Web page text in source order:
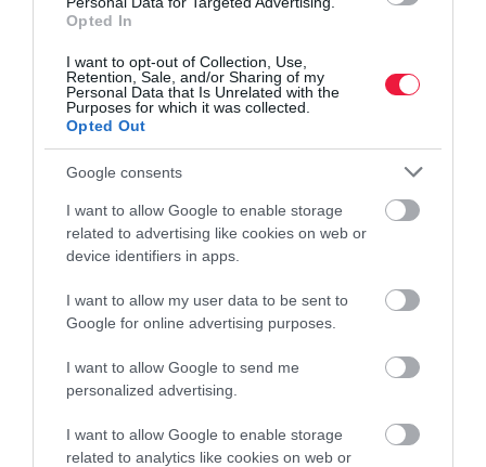
Opted In
I want to opt-out of Collection, Use,
Retention, Sale, and/or Sharing of my
Personal Data that Is Unrelated with the
Purposes for which it was collected.
Opted Out
Google consents
I want to allow Google to enable storage
related to advertising like cookies on web or
device identifiers in apps.
I want to allow my user data to be sent to
Google for online advertising purposes.
I want to allow Google to send me
personalized advertising.
I want to allow Google to enable storage
related to analytics like cookies on web or
Ez sokszor többet ér, mint egy technikailag tökéletes, de lélektelen
konferenciaterem.
A jó döntésekhez idő kell. Figyelem kell. És néha egy olyan hely,
ahol a megszokott működésből ki lehet lépni. A Villa Chez les
Amis***** ezt kínálja: privát, felnőttbarát balatoni villát vezetői
elvonulásokhoz és kis létszámú üzleti eseményekhez.
Villa Chez les Amis – vezetői elvonulások és privát céges
események Balatonszepezden
Balaton-felvidéki nyugalom.
villachezlesamis.hu
balaton villa vezetők üzlet találkozó